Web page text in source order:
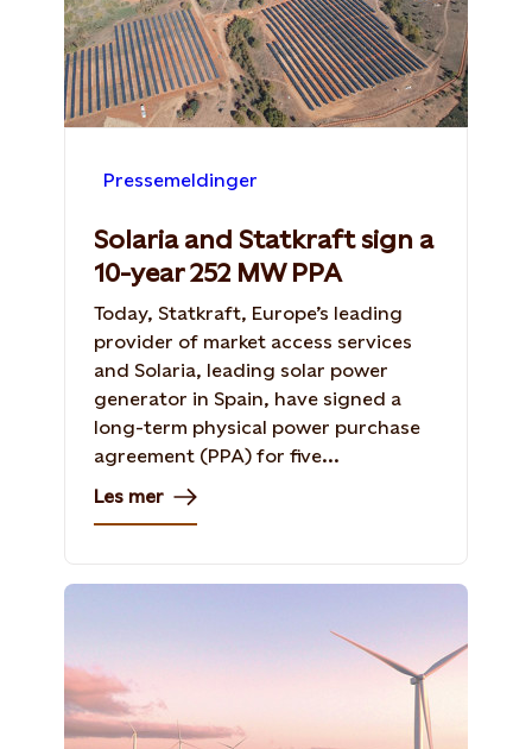
Pressemeldinger
Solaria and Statkraft sign a
10-year 252 MW PPA
Today, Statkraft, Europe’s leading
provider of market access services
and Solaria, leading solar power
generator in Spain, have signed a
long-term physical power purchase
agreement (PPA) for five...
Les mer